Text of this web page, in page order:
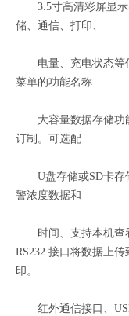
3.5寸高清彩屏显示
储、通信、打印、
电量、充电状态等
菜单的功能名称
大容量数据存储功能
订制。可选配
U盘存储或SD卡存
警浓度数据和
时间、支持本机查看
RS232 接口将数据上
印。
红外通信接口、USB